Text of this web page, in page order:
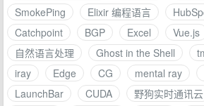
SmokePing
Elixir 编程语言
Catchpoint
BGP Excel Vue.js
自然语言处理
Ghost in the Shell
iray
Edge CG mental ray
LaunchBar
CUDA 野狗实时通讯云